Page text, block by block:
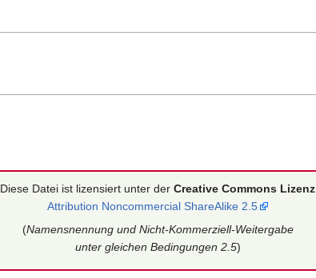
Diese Datei ist lizensiert unter der Creative Commons Lizenz
Attribution Noncommercial ShareAlike 2.5
(Namensnennung und Nicht-Kommerziell-Weitergabe
unter gleichen Bedingungen 2.5)